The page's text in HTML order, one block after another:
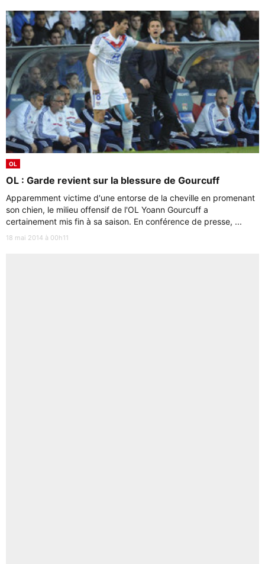
OL
OL : Garde revient sur la blessure de Gourcuff
Apparemment victime d'une entorse de la cheville en promenant
son chien, le milieu offensif de l'OL Yoann Gourcuff a
certainement mis fin à sa saison. En conférence de presse, ...
18 mai 2014 à 00h11